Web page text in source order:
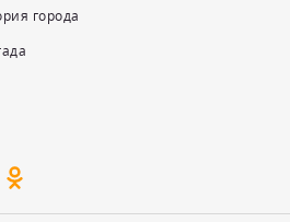
города